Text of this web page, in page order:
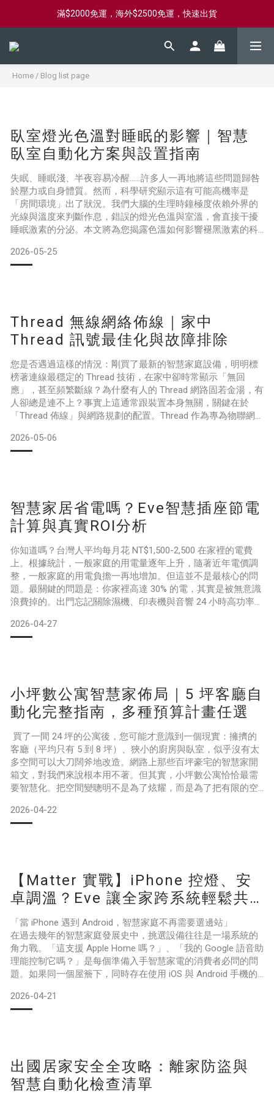
新會員首購滿$2000，送購物金$2000
滿$2000免運，海外$2500免運，快速出貨
新會員首購滿$2000，送購物金$2000
Home / Blog list page
臥室燈光色溫對睡眠的影響｜智慧
臥室自動化方案與設置指南
失眠、睡眠淺、半夜容易冷醒……許多人一再地將這些問題歸咎
於壓力或自身體質。然而，科學研究顯示這有可能高機率是
「房間環境」出了狀況。我們大腦的生理時鐘極度依賴外界的
光線與溫度來判斷作息，錯誤的燈光色溫與室溫，會直接干擾
睡眠激素的分泌。本文將為您揭露色溫如何影響褪黑激素的科
光色溫的技巧、精準的溫度控制策略、3 套適合不同預算的配
置組合，以及可直接套用的夜間自動化場景。透過這些設定，
2026-05-25
Thread 無線網絡佈線｜家中
Thread 訊號最佳化與故障排除
您是否遇過這樣的情況：剛買了最新的智慧家庭設備，明明標
榜著連線最穩定的 Thread 技術，在家中卻時常顯示「無回
應」，甚至頻繁斷線？為什麼有人的 Thread 網路固若金湯，有
人卻總是連不上？事實上這通常跟裝置本身無關，關鍵在於
「Thread 佈線」與網路規劃的配置。Thread 作為專為物聯網
但就像 Wi-Fi 需要精準擺放路由器一樣，家中 Thread 訊號強
弱、涵蓋範圍，完全取決於您的佈建方式。本文提供最完整的
2026-05-06
智慧家居省電嗎？Eve智慧插座節電
計算與真實ROI分析
你知道嗎？台灣人平均每月花 NT$1,500-2,500 在家裡的電費
上。根據統計，一般家庭的用電量逐年上升，隨著近年電價調
整，一般家庭的用電負擔一再地增加。但這並不是最核心的問
題。最關鍵的問題是：你家裡高達 30% 的電，其實是被無意識
浪費掉的。出門忘記關除濕機、印表機與音響 24 小時高功率待
在默默吃掉你的荷包。如何找到這些浪費並消除它？答案是透
過結合 Apple HomeKit 生態系與智慧插座來精準控制。但具體
2026-04-27
小坪數公寓智慧家佈局｜5 坪客廳自
動化完整指南，多種預算計畫任選
買了一間 24 坪的公寓後，您可能才意識到一個現實：擁擠的
客廳（平均只有 5 到 8 坪）、狹小的廚房與臥室，似乎沒有太
多空間可以大刀闊斧地改造。網路上那些百坪豪宅的智慧家開
箱文，對我們來說根本用不著。但其實，小坪數公寓恰恰最需
要智慧化。把空間變聰明不是為了炫耀，而是為了把有限的空
潢，甚至要花上幾十萬。但真相是：現代的連線技術早就已經
突破了實體線路的限制。憑藉無線技術的進步，您可以完全免
2026-04-22
【Matter 實戰】iPhone 控燈、安
卓調溫？Eve 讓全家跨系統輕鬆共
治
「當 iPhone 遇到 Android，智慧家庭不再需要選邊站」
在過去幾年的智慧家庭發展史中，挑選設備往往是一場系統的
角力戰。「這支援 Apple Home 嗎？」、「我的 Google 語音助
理能控制它嗎？」是每個準備入手智慧家電的消費者必問的問
題。如果同一個屋簷下，同時存在使用 iOS 與 Android 手機的
中樞設備，導致設定繁瑣且體驗破碎。如今，隨著 Matter 協定
的成熟，這種因手機系統不合而產生的困擾已經正式成為過去
2026-04-21
出國居家安全全攻略：離家防盜與
智慧自動化檢查清單